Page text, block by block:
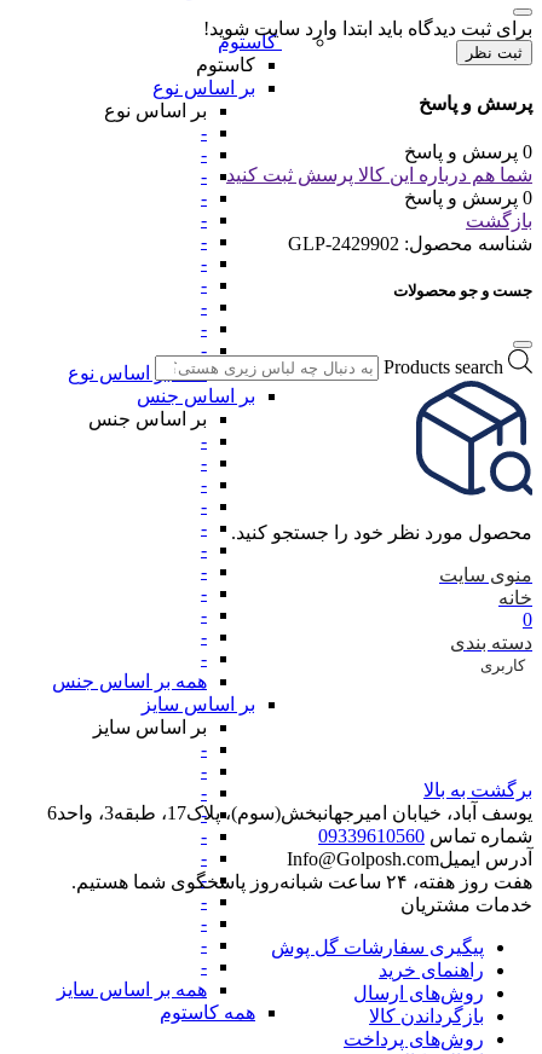
کاستوم
کاستوم
بر اساس نوع
بر اساس نوع
-
-
-
-
-
-
-
-
-
-
-
همه بر اساس نوع
بر اساس جنس
بر اساس جنس
-
-
-
-
-
-
-
-
-
-
-
همه بر اساس جنس
بر اساس سایز
بر اساس سایز
-
-
-
-
-
-
-
-
-
-
-
همه بر اساس سایز
همه کاستوم
برای ثبت دیدگاه باید ابتدا وارد سایت شوید!
ثبت نظر
پرسش و پاسخ
0 پرسش و پاسخ
شما هم درباره این کالا پرسش ثبت کنید
0 پرسش و پاسخ
بازگشت
شناسه محصول: GLP-2429902
جست و جو محصولات
Products search
محصول مورد نظر خود را جستجو کنید.
منوی سایت
خانه
0
دسته بندی
کاربری
برگشت به بالا
یوسف آباد، خیابان امیرجهانبخش(سوم)، پلاک17، طبقه3، واحد6
شماره تماس 09339610560
آدرس ایمیلInfo@Golposh.com
هفت روز هفته، ۲۴ ساعت شبانه‌روز پاسخگوی شما هستیم.
خدمات مشتریان
پیگیری سفارشات گل پوش
راهنمای خرید
روش‌های ارسال
بازگرداندن کالا
روش‌های پرداخت